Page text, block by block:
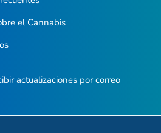
el Cannabis
actualizaciones por correo